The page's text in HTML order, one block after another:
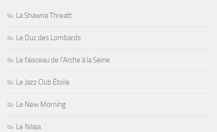
La Shawna Threatt
Le Duc des Lombards
Le faisceau de l'Arche à la Seine
Le Jazz Club Étoile
Le New Morning
Le Nilaja